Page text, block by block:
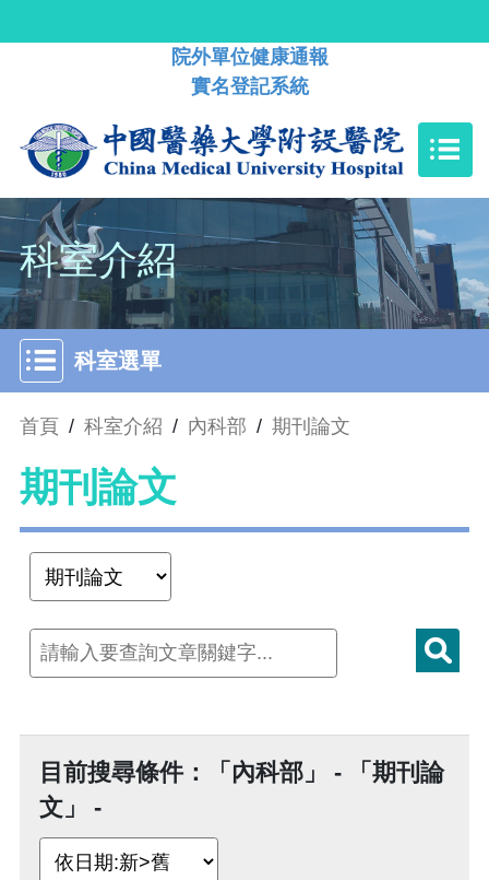
院外單位健康通報
實名登記系統
科室介紹
科室選單
首頁 / 科室介紹 / 內科部 / 期刊論文
期刊論文
目前搜尋條件：「內科部」 - 「期刊論
文」 -